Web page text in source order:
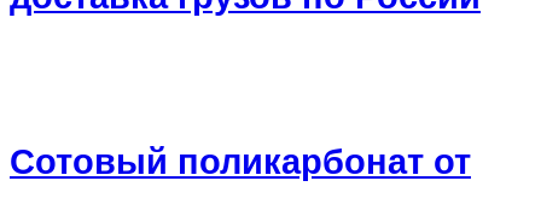
Сотовый поликарбонат от